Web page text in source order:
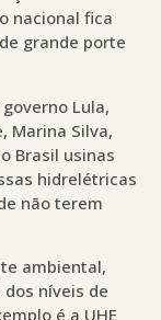
nacional fica
grande porte
Lula,
Marina Silva,
Brasil usinas
hidrelétricas
não terem
ambiental,
níveis de
é a UHE